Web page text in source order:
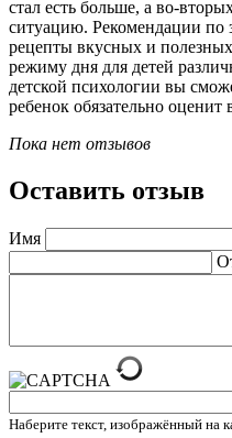
стал есть больше, а во-
ситуацию. Рекомендации по
рецепты вкусных и
режиму дня для детей
детской психологии вы
ребенок обязательно оценит
Пока нет отзывов
Оставить отзыв
Имя
Наберите текст, изображённый на